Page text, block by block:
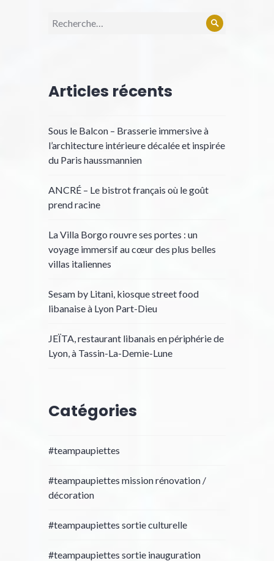
Recherche
Rechercher
Articles récents
Sous le Balcon – Brasserie immersive à
l’architecture intérieure décalée et inspirée
du Paris haussmannien
ANCRÉ – Le bistrot français où le goût
prend racine
La Villa Borgo rouvre ses portes : un
voyage immersif au cœur des plus belles
villas italiennes
Sesam by Litani, kiosque street food
libanaise à Lyon Part-Dieu
JEÏTA, restaurant libanais en périphérie de
Lyon, à Tassin-La-Demie-Lune
Catégories
#teampaupiettes
#teampaupiettes mission rénovation /
décoration
#teampaupiettes sortie culturelle
#teampaupiettes sortie inauguration